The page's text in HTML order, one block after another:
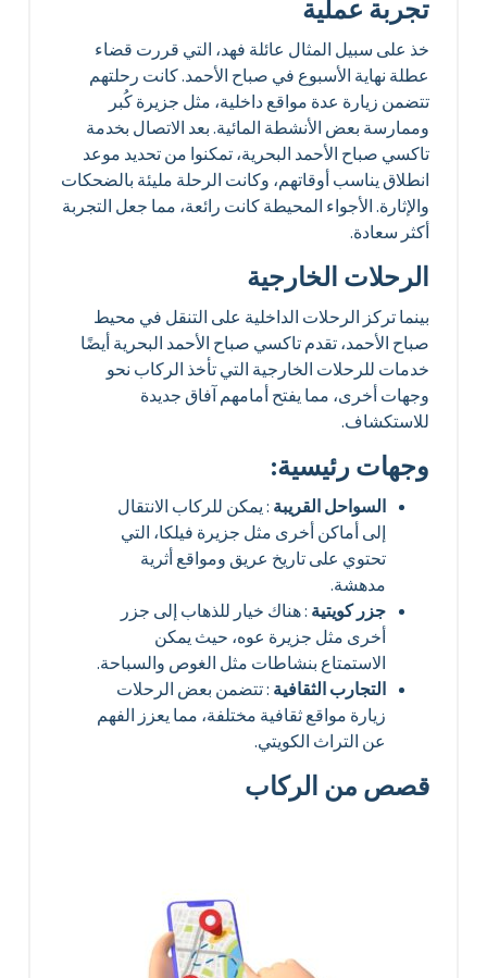
تجربة عملية
خذ على سبيل المثال عائلة فهد، التي قررت قضاء
عطلة نهاية الأسبوع في صباح الأحمد. كانت رحلتهم
تتضمن زيارة عدة مواقع داخلية، مثل جزيرة كُبر
وممارسة بعض الأنشطة المائية. بعد الاتصال بخدمة
تاكسي صباح الأحمد البحرية، تمكنوا من تحديد موعد
انطلاق يناسب أوقاتهم، وكانت الرحلة مليئة بالضحكات
والإثارة. الأجواء المحيطة كانت رائعة، مما جعل التجربة
أكثر سعادة.
الرحلات الخارجية
بينما تركز الرحلات الداخلية على التنقل في محيط
صباح الأحمد، تقدم تاكسي صباح الأحمد البحرية أيضًا
خدمات للرحلات الخارجية التي تأخذ الركاب نحو
وجهات أخرى، مما يفتح أمامهم آفاق جديدة
للاستكشاف.
وجهات رئيسية:
السواحل القريبة: يمكن للركاب الانتقال
إلى أماكن أخرى مثل جزيرة فيلكا، التي
تحتوي على تاريخ عريق ومواقع أثرية
مدهشة.
جزر كويتية: هناك خيار للذهاب إلى جزر
أخرى مثل جزيرة عوه، حيث يمكن
الاستمتاع بنشاطات مثل الغوص والسباحة.
التجارب الثقافية: تتضمن بعض الرحلات
زيارة مواقع ثقافية مختلفة، مما يعزز الفهم
عن التراث الكويتي.
قصص من الركاب